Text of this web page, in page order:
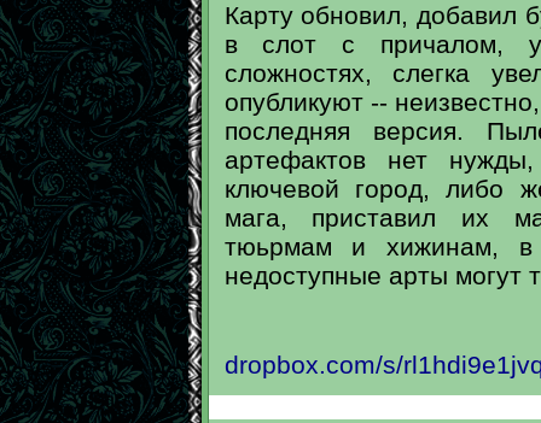
Карту обновил, добавил
в слот с причалом,
сложностях, слегка
опубликуют --
последняя версия.
артефактов нет
ключевой город, либо
мага, приставил их
тюьрмам и хижинам, в
недоступные арты могут
dropbox.com/s/